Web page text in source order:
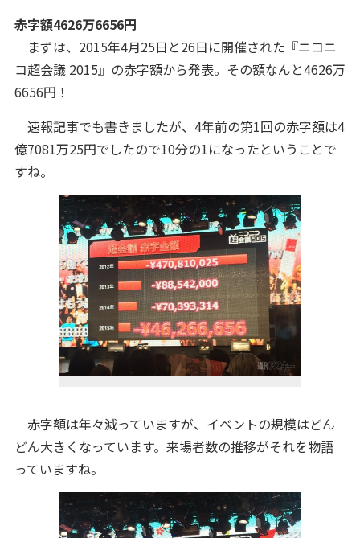
赤字額4626万6656円
まずは、2015年4月25日と26日に開催された『ニコニ
コ超会議 2015』の赤字額から発表。その額なんと4626万
6656円！
速報記事でも書きましたが、4年前の第1回の赤字額は4
億7081万25円でしたので10分の1になったということで
すね。
赤字額は年々減っていますが、イベントの規模はどん
どん大きくなっています。来場者数の推移がそれを物語
っていますね。